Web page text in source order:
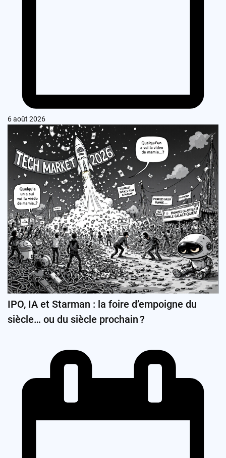
6 août 2026
IPO, IA et Starman : la foire d’empoigne du
siècle… ou du siècle prochain ?